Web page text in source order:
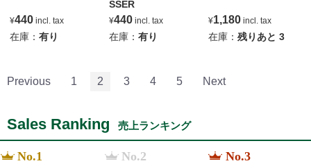
¥440 incl. tax
在庫：有り
SSER
¥440incl. tax
在庫： 有り
¥1,180incl. tax
在庫： 残りあと 3
Previous 1 2 3 4 5 Next
Sales Ranking 売上ランキング
No.1 No.2 No.3